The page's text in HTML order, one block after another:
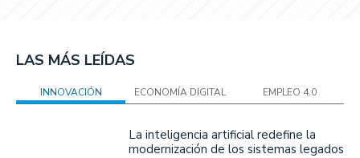
LAS MÁS LEÍDAS
INNOVACIÓN ECONOMÍA DIGITAL EMPLEO 4.0
La inteligencia artificial redefine la
modernización de los sistemas legados